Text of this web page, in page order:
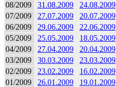
08/2009
31.08.2009 24.08.2009
07/2009
27.07.2009 20.07.2009
06/2009
29.06.2009 22.06.2009
05/2009
25.05.2009 18.05.2009
04/2009
27.04.2009 20.04.2009
03/2009
30.03.2009 23.03.2009
02/2009
23.02.2009 16.02.2009
01/2009
26.01.2009 19.01.2009